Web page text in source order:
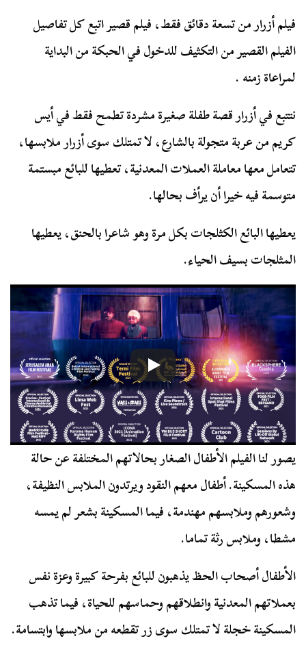
فيلم أزرار من تسعة دقائق فقط، فيلم قصير اتبع كل تفاصيل
الفيلم القصير من التكثيف للدخول في الحبكة من البداية
لمراعاة زمنه .
نتتبع في أزرار قصة طفلة صغيرة مشردة تطمح فقط في أيس
كريم من عربة متجولة بالشارع، لا تمتلك سوى أزرار ملابسها،
تتعامل معها معاملة العملات المعدنية، تعطيها للبائع مبستمة
متوسمة فيه خيرا أن يرأف بحالها.
يعطيها البائع الكثلجات بكل مرة وهو شاعرا بالحنق، يعطيها
المثلجات بسيف الحياء.
يصور لنا الفيلم الأطفال الصغار بحالاتهم المختلفة عن حالة
هذه المسكينة. أطفال معهم النقود ويرتدون الملابس النظيفة،
وشعورهم وملابسهم مهندمة، فيما المسكينة بشعر لم يمسه
مشطا، وملابس رثة تماما.
الأطفال أصحاب الحظ يذهبون للبائع بفرحة كبيرة وعزة نفس
بعملاتهم المعدنية وانطلاقهم وحماسهم للحياة، فيما تذهب
المسكينة خجلة لا تمتلك سوى زر تقطعه من ملابسها وابتسامة.